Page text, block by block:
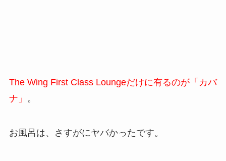
The Wing First Class Loungeだけに有るのが「 カバ
ナ」 。
お風呂は、さすがにヤバかったです。